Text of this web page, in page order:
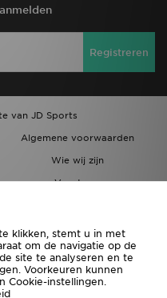
Registreren
van JD Sports
Algemene voorwaarden
Wie wij zijn
Vacatures
klikken, stemt u in met
om de navigatie op de
site te analyseren en te
Voorkeuren kunnen
Cookie-instellingen.